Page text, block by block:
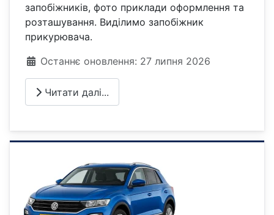
запобіжників, фото приклади оформлення та
розташування. Виділимо запобіжник
прикурювача.
Деталі
Останнє оновлення: 27 липня 2026
Читати далі...